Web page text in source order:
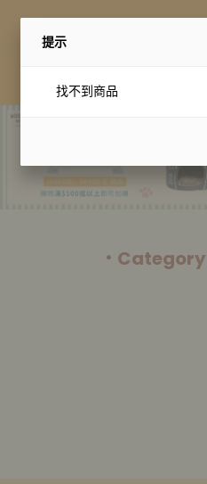
・Category
提示
找不到商品